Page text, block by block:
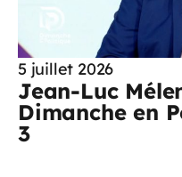
5 juillet 2026
Jean-Luc
Dimanche en
3